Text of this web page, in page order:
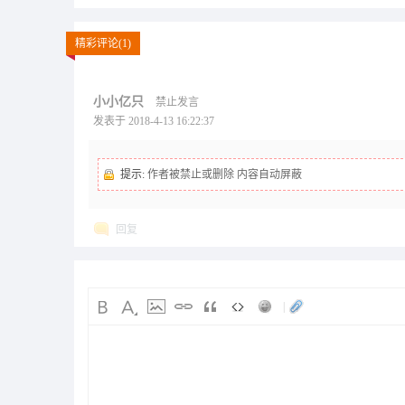
精彩评论(1)
小小亿只
禁止发言
发表于 2018-4-13 16:22:37
提示: 作者被禁止或删除 内容自动屏蔽
回复